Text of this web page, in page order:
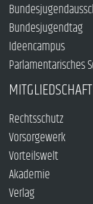
Bundesjugendtag
Ideencampus
Parlamentarisches
Rechtsschutz
Vorsorgewerk
Vorteilswelt
Akademie
Verlag